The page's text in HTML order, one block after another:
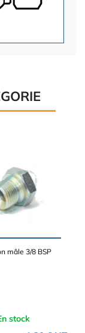
mâle 3/8 BSP
stock